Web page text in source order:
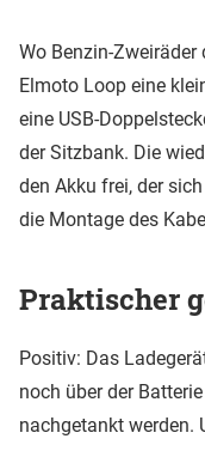
Wo Benzin-Zweiräder
Elmoto Loop eine
eine USB-
der Sitzbank. Die
den Akku frei, der
die Montage des
Praktischer
Positiv: Das
noch über der
nachgetankt werden.